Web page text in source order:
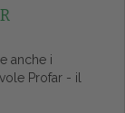
anche i
Profar - il